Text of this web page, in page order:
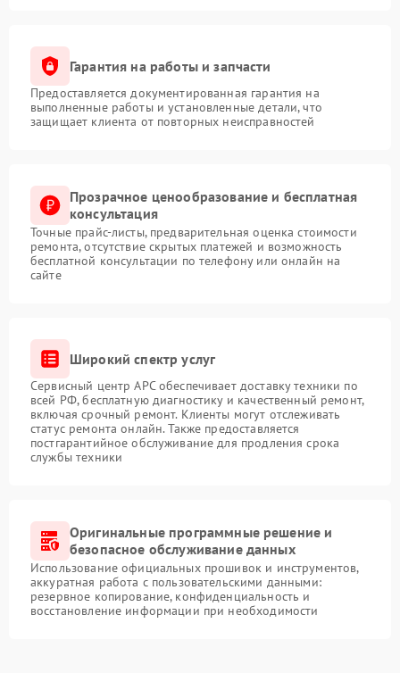
Гарантия на работы и запчасти
Предоставляется документированная гарантия на
выполненные работы и установленные детали, что
защищает клиента от повторных неисправностей
Прозрачное ценообразование и бесплатная
консультация
Точные прайс-листы, предварительная оценка стоимости
ремонта, отсутствие скрытых платежей и возможность
бесплатной консультации по телефону или онлайн на
сайте
Широкий спектр услуг
Сервисный центр APC обеспечивает доставку техники по
всей РФ, бесплатную диагностику и качественный ремонт,
включая срочный ремонт. Клиенты могут отслеживать
статус ремонта онлайн. Также предоставляется
постгарантийное обслуживание для продления срока
службы техники
Оригинальные программные решение и
безопасное обслуживание данных
Использование официальных прошивок и инструментов,
аккуратная работа с пользовательскими данными:
резервное копирование, конфиденциальность и
восстановление информации при необходимости